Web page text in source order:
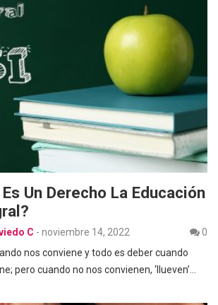
Un Derecho La Educación
C - noviembre 14, 2022
0
nos conviene y todo es deber cuando
pero cuando no nos convienen, ‘llueven’…